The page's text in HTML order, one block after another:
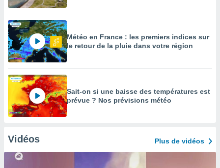
Météo en France : les premiers indices sur
le retour de la pluie dans votre région
Sait-on si une baisse des températures est
prévue ? Nos prévisions météo
Vidéos Plus de vidéos